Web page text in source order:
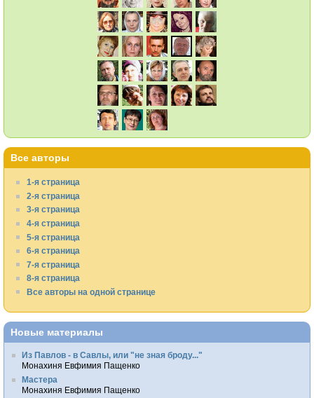
Все авторы
1-я страница
2-я страница
3-я страница
4-я страница
5-я страница
6-я страница
7-я страница
8-я страница
Все авторы на одной странице
Новые материалы
Из Павлов - в Савлы, или "не зная броду..."
Монахиня Евфимия Пащенко
Мастера
Монахиня Евфимия Пащенко